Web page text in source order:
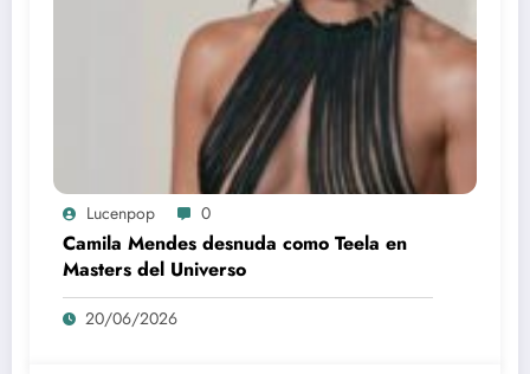
Lucenpop 0
Camila Mendes desnuda como Teela en
Masters del Universo
20/06/2026